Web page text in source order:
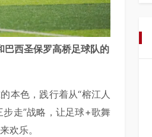
巴西圣保罗高桥足球队的
本色，践行着从“榕江人
步走”战略，让足球+歌舞
欢乐。